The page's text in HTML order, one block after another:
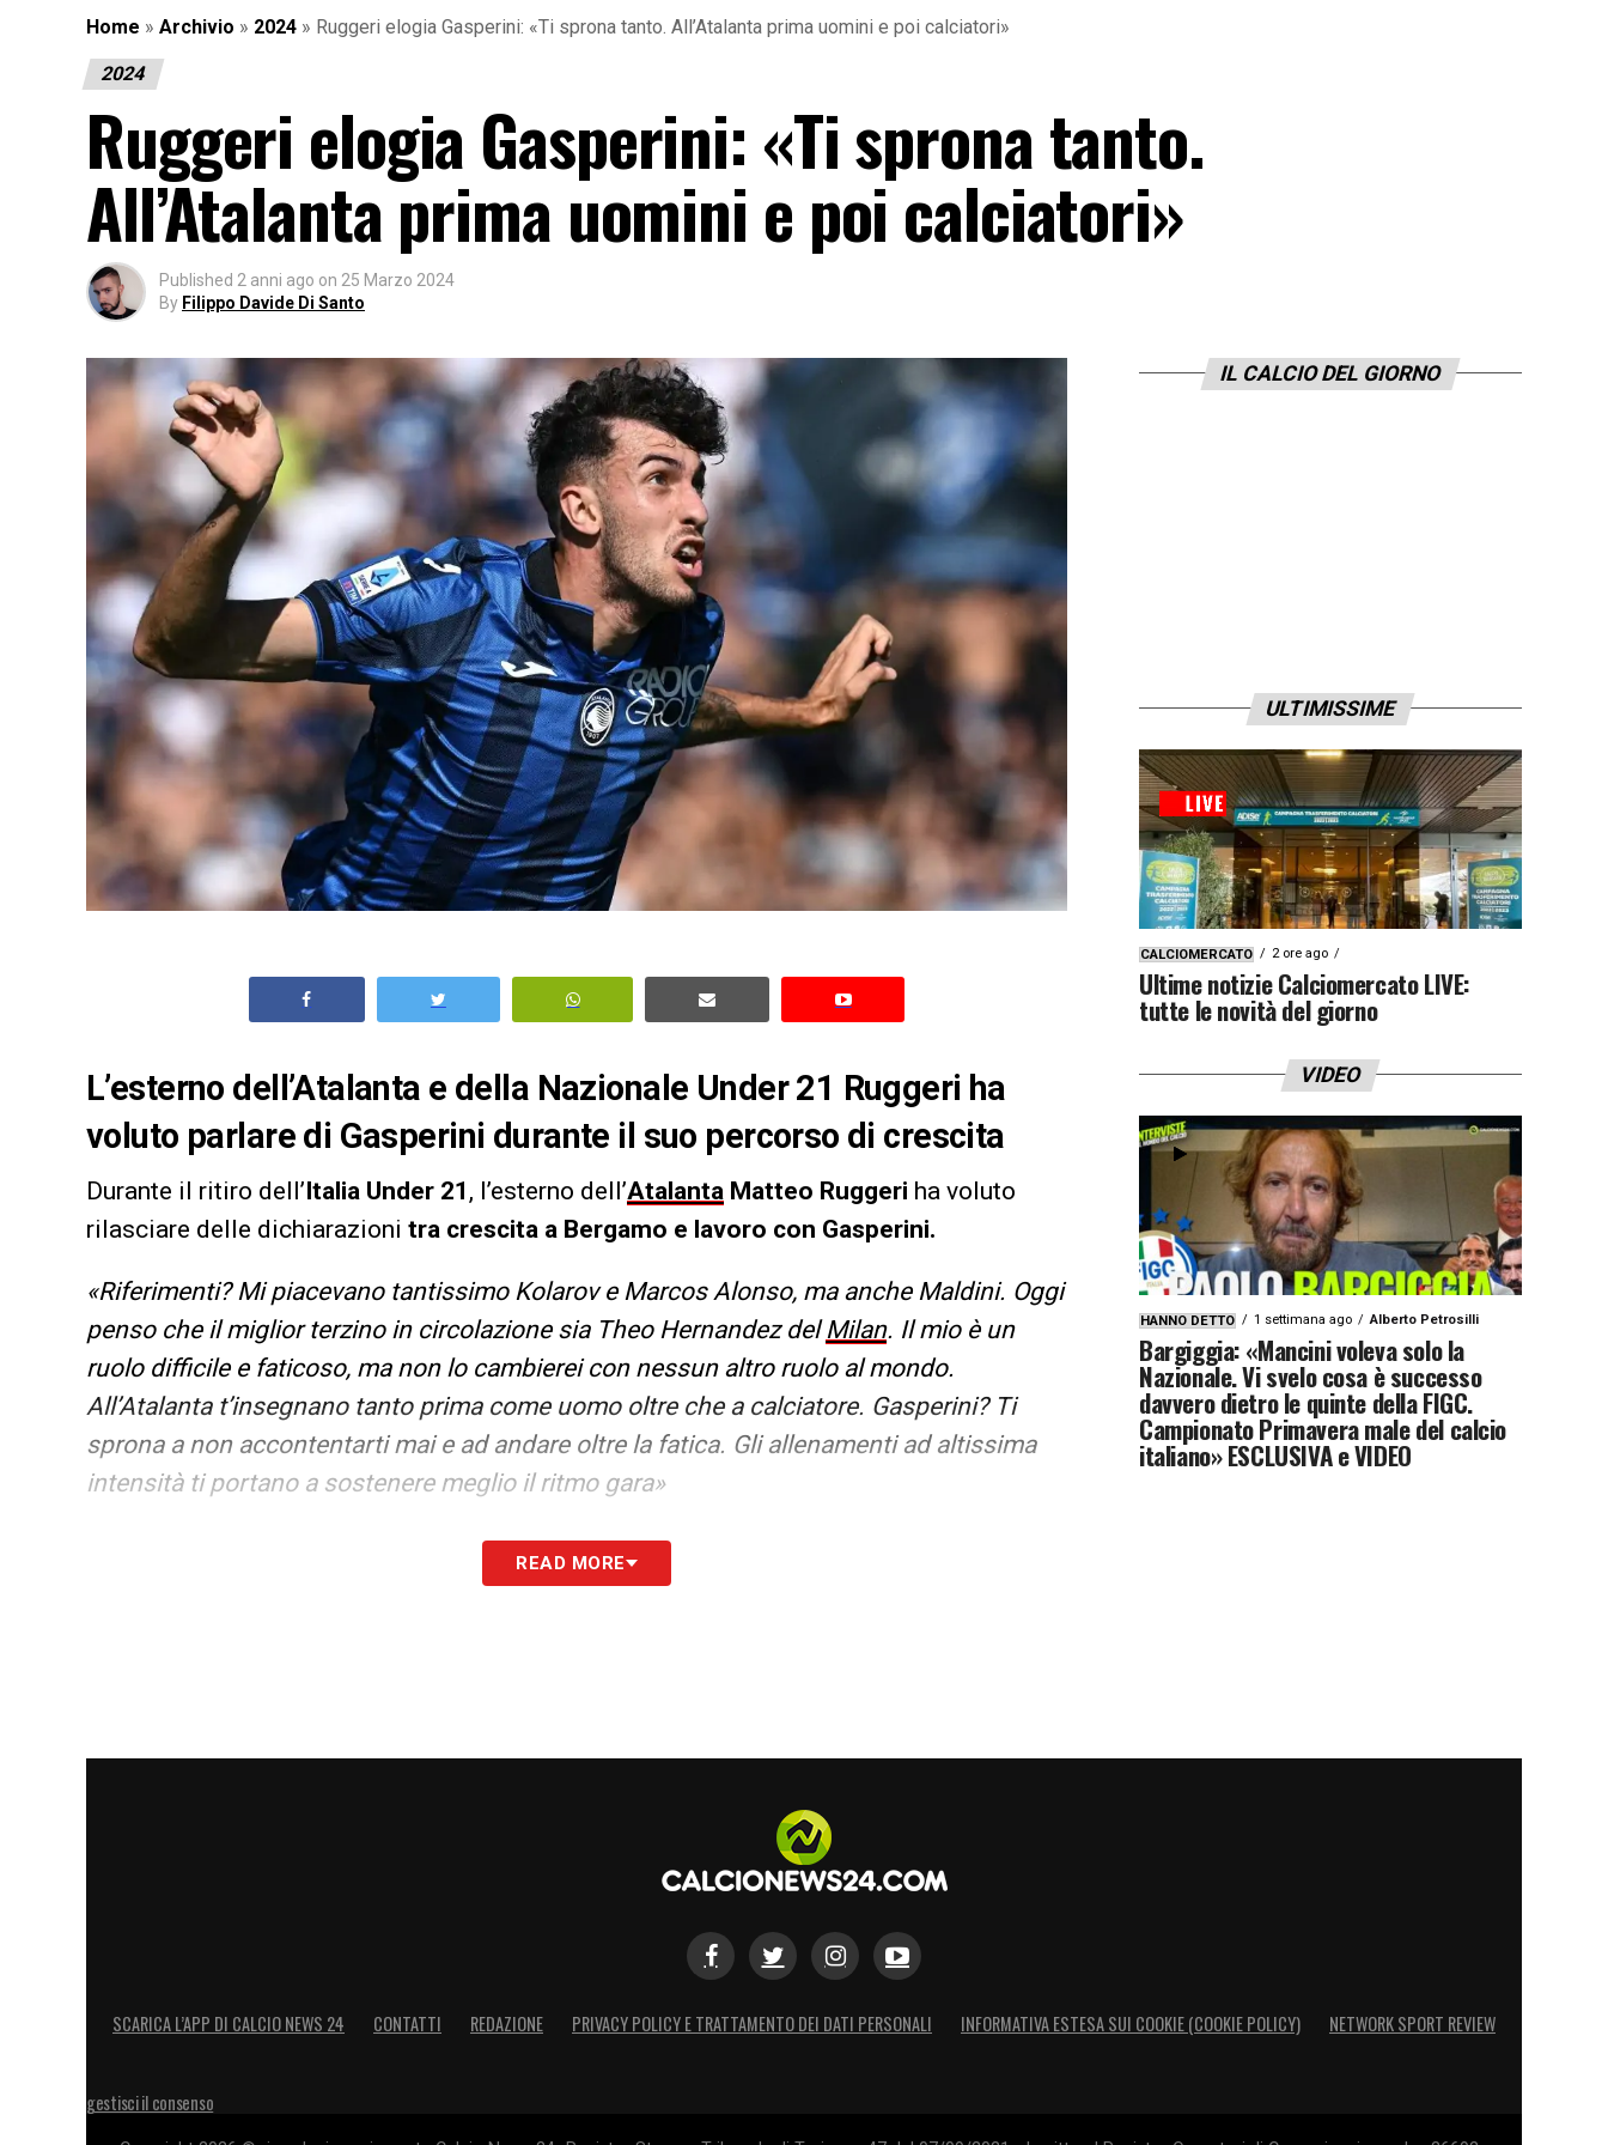
Home » Archivio » 2024 » Ruggeri elogia Gasperini: «Ti sprona tanto. All’Atalanta prima uomini e poi calciatori»
2024
Ruggeri elogia Gasperini: «Ti sprona tanto.
All’Atalanta prima uomini e poi calciatori»
Published 2 anni ago on 25 Marzo 2024
By Filippo Davide Di Santo
L’esterno dell’Atalanta e della Nazionale Under 21 Ruggeri ha
voluto parlare di Gasperini durante il suo percorso di crescita
Durante il ritiro dell’ Italia Under 21 , l’esterno dell’Atalanta Matteo Ruggeri ha voluto
rilasciare delle dichiarazioni tra crescita a Bergamo e lavoro con Gasperini.
«Riferimenti? Mi piacevano tantissimo Kolarov e Marcos Alonso, ma anche Maldini. Oggi
penso che il miglior terzino in circolazione sia Theo Hernandez delMilan. Il mio è un
ruolo difficile e faticoso, ma non lo cambierei con nessun altro ruolo al mondo.
All’Atalanta t’insegnano tanto prima come uomo oltre che a calciatore. Gasperini? Ti
sprona a non accontentarti mai e ad andare oltre la fatica. Gli allenamenti ad altissima
intensità ti portano a sostenere meglio il ritmo gara»
LA PLAYLIST DELLE NOSTRE TOP NEWSREAD MORE
IL CALCIO DEL GIORNO
ULTIMISSIME
CALCIOMERCATO 2 ore ago
Ultime notizie Calciomercato LIVE:
tutte le novità del giorno
VIDEO
HANNO DETTO 1 settimana ago Alberto Petrosilli
Bargiggia: «Mancini voleva solo la
Nazionale. Vi svelo cosa è successo
davvero dietro le quinte della FIGC.
Campionato Primavera male del calcio
italiano» ESCLUSIVA e VIDEO
SCARICA L’APP DI CALCIO NEWS 24 CONTATTI REDAZIONE PRIVACY POLICY E TRATTAMENTO DEI DATI PERSONALI INFORMATIVA ESTESA SUI COOKIE (COOKIE POLICY) NETWORK SPORT REVIEW
gestisci il consenso